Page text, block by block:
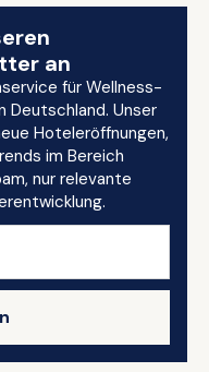
an
für Wellness-
Unser
Hoteleröffnungen,
im Bereich
nur relevante